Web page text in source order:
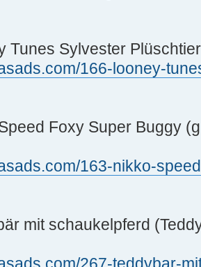
Tunes Sylvester
166-looney-
Foxy Super Buggy
163-nikko-
mit schaukelpferd
267-teddybar-